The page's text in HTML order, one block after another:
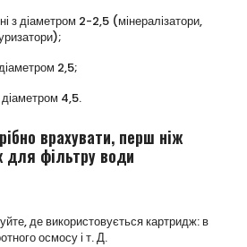
з діаметром 2-2,5 (мінералізатори,
2,5;
4,5.
врахувати, перш ніж
для фільтру води
де використовується картридж: в
осмосу і т. Д.